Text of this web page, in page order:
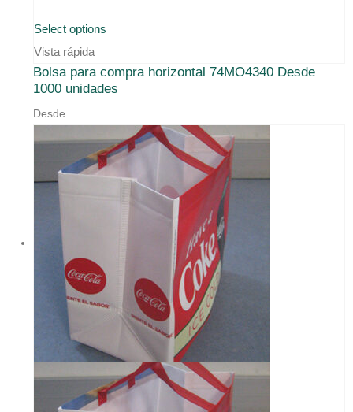
Select options
Vista rápida
Bolsa para compra horizontal 74MO4340 Desde
1000 unidades
Desde